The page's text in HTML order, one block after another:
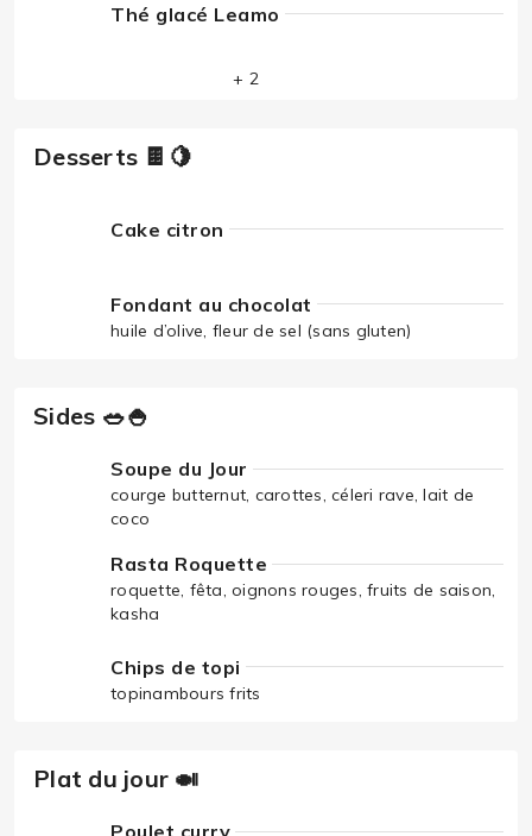
Thé glacé Leamo
+ 2
Desserts 🍫🍋
Cake citron
Fondant au chocolat
huile d’olive, fleur de sel (sans gluten)
Sides 🥗🍚
Soupe du Jour
courge butternut, carottes, céleri rave, lait de
coco
Rasta Roquette
roquette, fêta, oignons rouges, fruits de saison,
kasha
Chips de topi
topinambours frits
Plat du jour 🍛
Poulet curry